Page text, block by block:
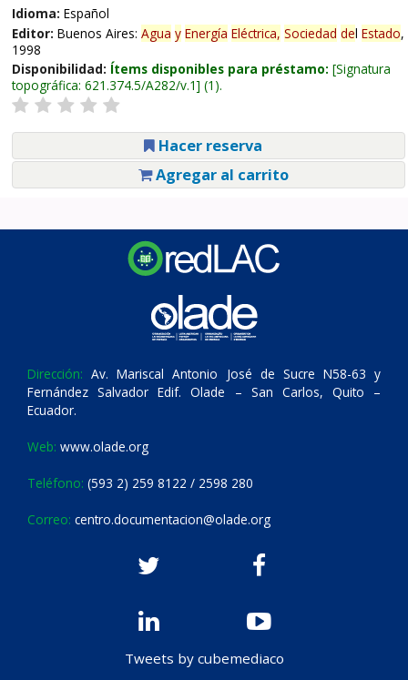
Idioma: Español
Editor: Buenos Aires: Agua y Energía Eléctrica, Sociedad del Estado,
1998
Disponibilidad: Ítems disponibles para préstamo: Signatura
topográfica: 621.374.5/A282/v.1 (1).
Hacer reserva
Agregar al carrito
Dirección: Av. Mariscal Antonio José de Sucre N58-63 y
Fernández Salvador Edif. Olade – San Carlos, Quito –
Ecuador.
Web: www.olade.org
Teléfono: (593 2) 259 8122 / 2598 280
Correo: centro.documentacion@olade.org
Tweets by cubemediaco